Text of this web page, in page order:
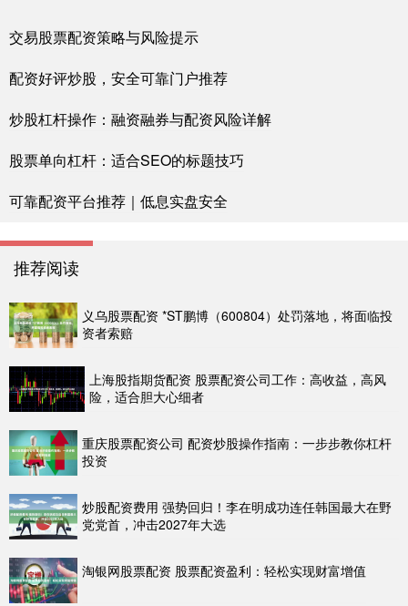
交易股票配资策略与风险提示
配资好评炒股，安全可靠门户推荐
炒股杠杆操作：融资融券与配资风险详解
股票单向杠杆：适合SEO的标题技巧
可靠配资平台推荐｜低息实盘安全
推荐阅读
义乌股票配资 *ST鹏博（600804）处罚落地，将面临投
资者索赔
上海股指期货配资 股票配资公司工作：高收益，高风
险，适合胆大心细者
重庆股票配资公司 配资炒股操作指南：一步步教你杠杆
投资
炒股配资费用 强势回归！李在明成功连任韩国最大在野
党党首，冲击2027年大选
淘银网股票配资 股票配资盈利：轻松实现财富增值